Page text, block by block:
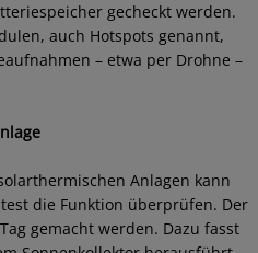
gecheckt werden.
auch Hotspots genannt,
– etwa per Drohne –
Anlagen kann
die Funktion überprüfen. Der
gemacht werden. Dazu fasst